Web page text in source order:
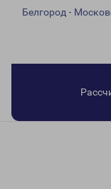
Белгород -